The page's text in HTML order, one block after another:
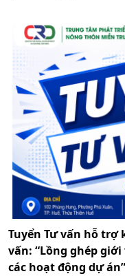
Tuyển Tư vấn hỗ
vấn: “Lồng ghép giới
các hoạt động dự án”